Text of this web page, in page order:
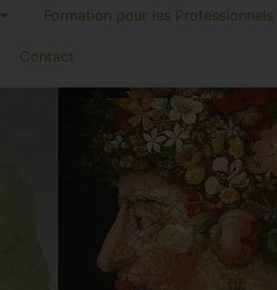
Formation pour les Professionnels
Contact